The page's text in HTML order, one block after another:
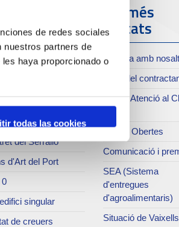
de redes sociales
nuestros partners de
haya proporcionado o
todas las cookies
de Costa
del Port
del Port
del Serrallo
d'Art del Port
0
singular
de creuers
Els més
visitats
Treballa amb
Perfil del
Servei Atenció al
(SAC)
Dades Obertes
Comunicació i
SEA (Sistema
d'entregues
d'agroalimentaris)
Situació de Vaixells